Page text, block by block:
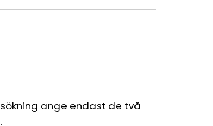
ange endast de två